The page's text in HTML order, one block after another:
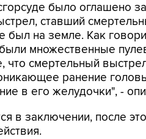
было оглашено
ставший
был на земле. Как
множественные
что смертельный
ранение
в его желудочки", -
в заключении, после